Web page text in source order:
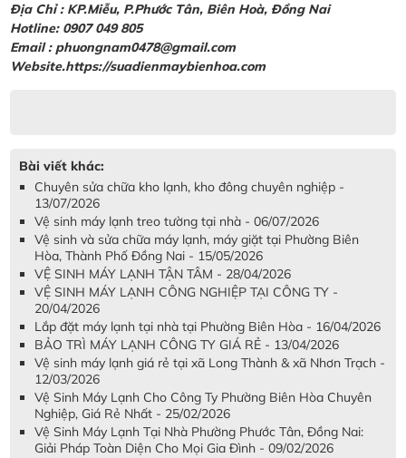
Địa Chỉ : KP.Miễu, P.Phước Tân, Biên Hoà, Đồng Nai
Hotline: 0907 049 805
Email : phuongnam0478@gmail.com
Website.https://suadienmaybienhoa.com
Bài viết khác:
Chuyên sửa chữa kho lạnh, kho đông chuyên nghiệp -
13/07/2026
Vệ sinh máy lạnh treo tường tại nhà - 06/07/2026
Vệ sinh và sửa chữa máy lạnh, máy giặt tại Phường Biên
Hòa, Thành Phố Đồng Nai - 15/05/2026
VỆ SINH MÁY LẠNH TẬN TÂM - 28/04/2026
VỆ SINH MÁY LẠNH CÔNG NGHIỆP TẠI CÔNG TY -
20/04/2026
Lắp đặt máy lạnh tại nhà tại Phường Biên Hòa - 16/04/2026
BẢO TRÌ MÁY LẠNH CÔNG TY GIÁ RẺ - 13/04/2026
Vệ sinh máy lạnh giá rẻ tại xã Long Thành & xã Nhơn Trạch -
12/03/2026
Vệ Sinh Máy Lạnh Cho Công Ty Phường Biên Hòa Chuyên
Nghiệp, Giá Rẻ Nhất - 25/02/2026
Vệ Sinh Máy Lạnh Tại Nhà Phường Phước Tân, Đồng Nai:
Giải Pháp Toàn Diện Cho Mọi Gia Đình - 09/02/2026